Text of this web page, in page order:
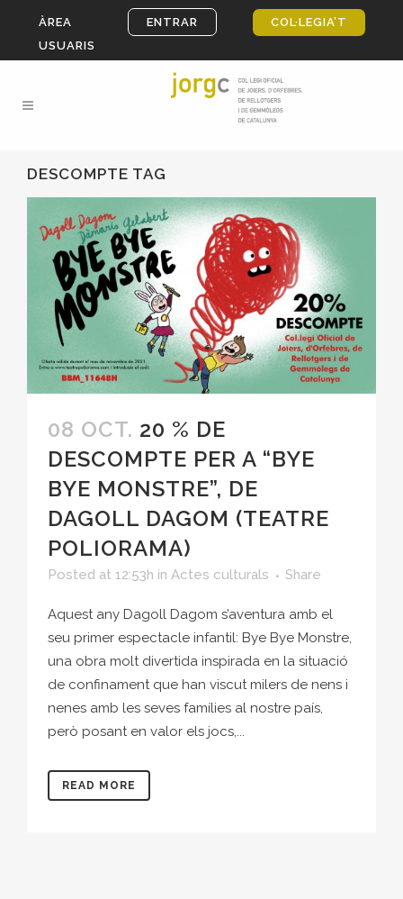
ÀREA
USUARIS
ENTRAR COL·LEGIA’T
DESCOMPTE TAG
08 OCT. 20 % DE
DESCOMPTE PER A “BYE
BYE MONSTRE”, DE
DAGOLL DAGOM (TEATRE
POLIORAMA)
Posted at 12:53h in Actes culturals Share
Aquest any Dagoll Dagom s’aventura amb el
seu primer espectacle infantil: Bye Bye Monstre,
una obra molt divertida inspirada en la situació
de confinament que han viscut milers de nens i
nenes amb les seves famílies al nostre país,
però posant en valor els jocs,...
READ MORE